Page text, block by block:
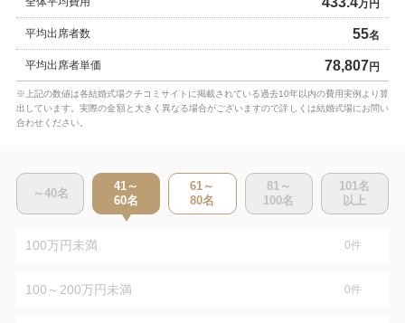
万円
平均出席者数 55名
平均出席者単価 78,807円
※上記の数値は各結婚式場クチコミサイトに掲載されている過去10年以内の費用実例より算
出しています。実際の金額と大きく異なる場合がございますので詳しくは結婚式場にお問い
合わせください。
～40名
41～
60名
61～
80名
81～
100名
101 名
以上
100万円未満 0件
100～200万円未満 0件